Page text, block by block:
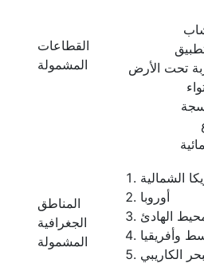
القطاعات
المشمولة
تحت الأرض
المناطق
الجغرافية
المشمولة
الشمالية
أوروبا
الهادئ
وأفريقيا
الكاريبي